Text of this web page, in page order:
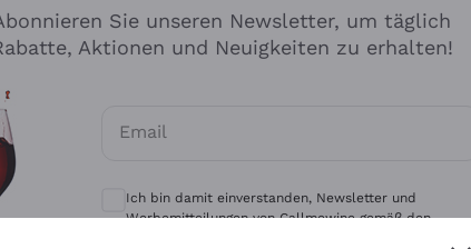
Antinori
Ca' del Bosco
Gavi
Sie unseren Newsletter, um täglich
Aktionen und Neuigkeiten zu erhalten!
Email
Optionale Einwilligungen zum Erhalt von
Ich bin damit einverstanden, Newsletter und
Werbemitteilungen von Callmewine gemäß den -